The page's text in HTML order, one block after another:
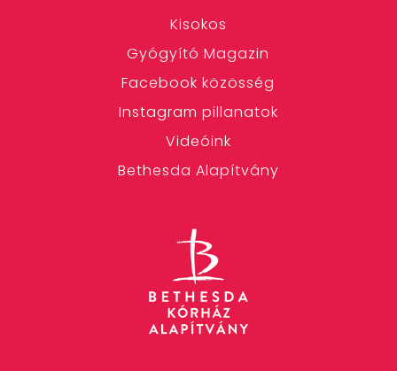
Kisokos
Gyógyító Magazin
Facebook közösség
Instagram pillanatok
Videóink
Bethesda Alapítvány